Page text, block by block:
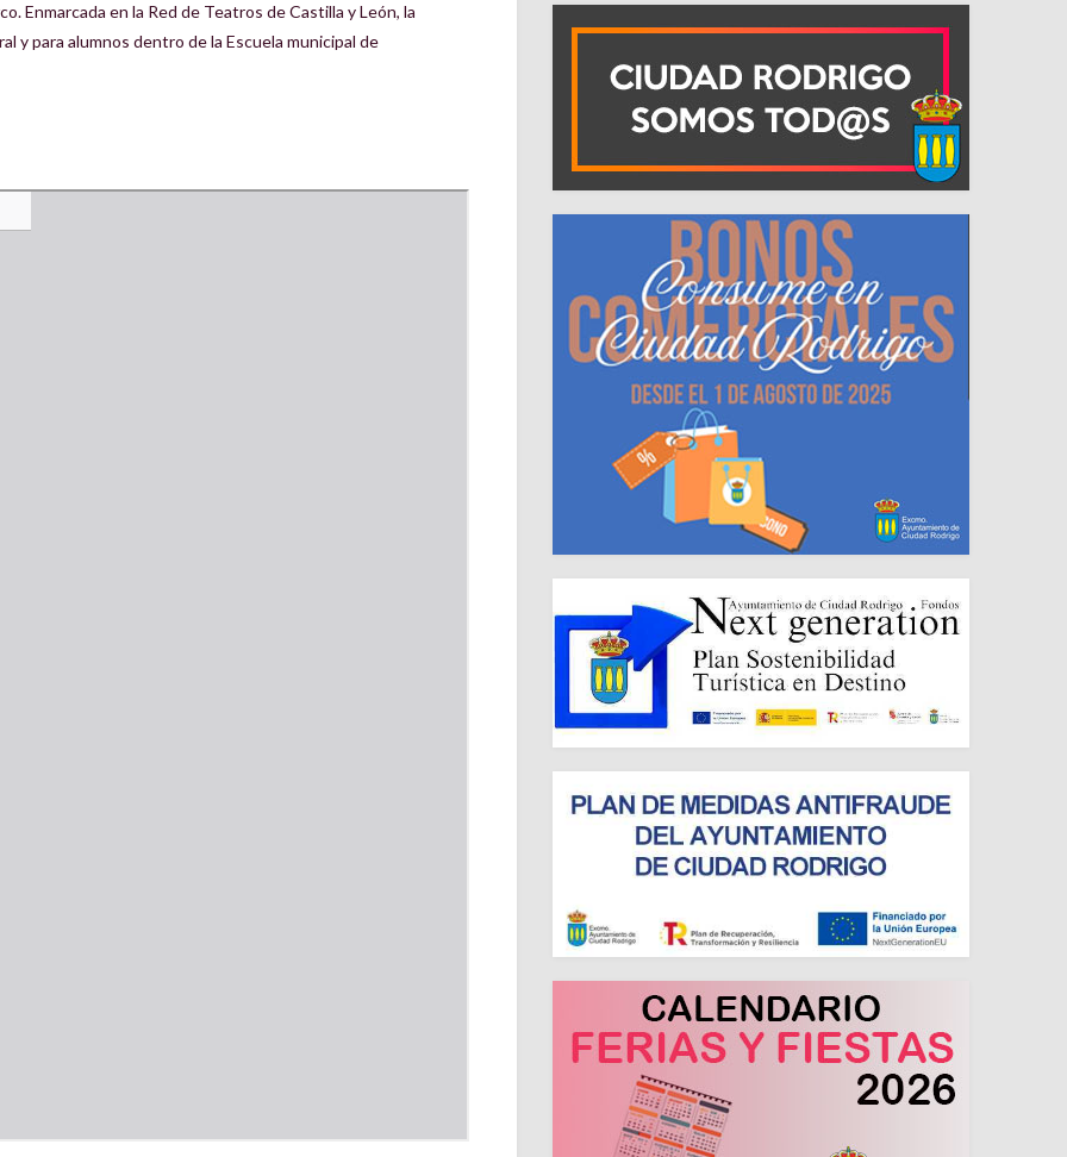
Enmarcada en la Red de Teatros de Castilla y León, la
y para alumnos dentro de la Escuela municipal de